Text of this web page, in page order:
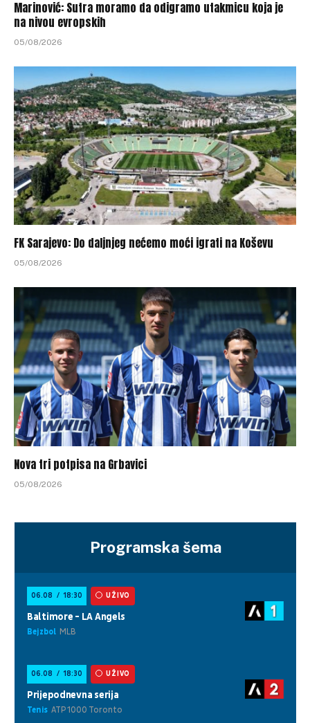
Marinović: Sutra moramo da odigramo utakmicu koja je
na nivou evropskih
05/08/2026
FK Sarajevo: Do daljnjeg nećemo moći igrati na Koševu
05/08/2026
Nova tri potpisa na Grbavici
05/08/2026
Programska šema